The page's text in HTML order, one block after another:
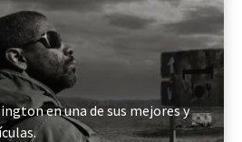
en una de sus mejores y